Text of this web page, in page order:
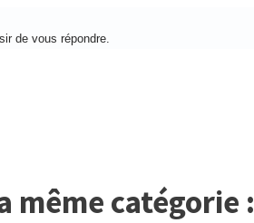
de vous répondre.
même catégorie :